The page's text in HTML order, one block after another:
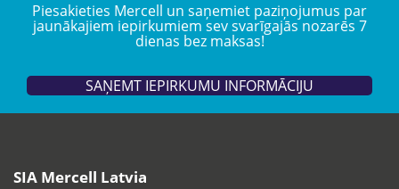
Piesakieties Mercell un saņemiet paziņojumus par
jaunākajiem iepirkumiem sev svarīgajās nozarēs 7
dienas bez maksas!
SAŅEMT IEPIRKUMU INFORMĀCIJU
SIA Mercell Latvia